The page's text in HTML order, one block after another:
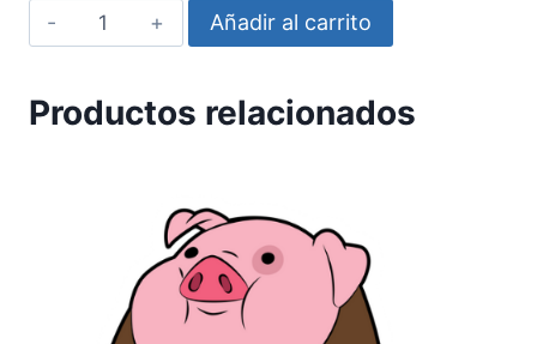
Micr?
fono
Añadir al carrito
Productos relacionados